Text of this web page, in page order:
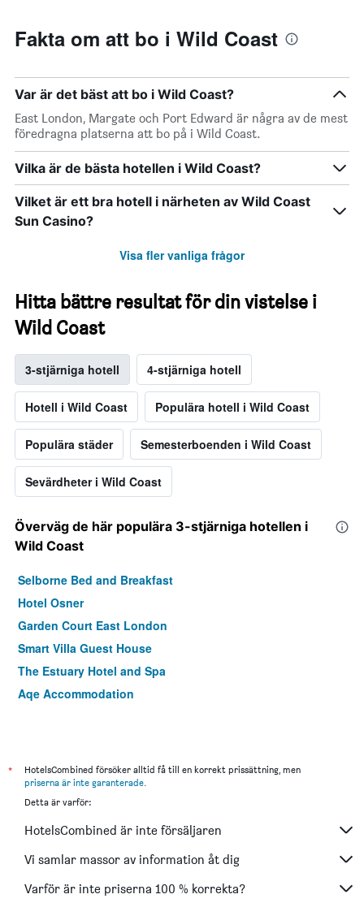
Fakta om att bo i Wild Coast
Var är det bäst att bo i Wild Coast?
East London, Margate och Port Edward är några av de mest
föredragna platserna att bo på i Wild Coast.
Vilka är de bästa hotellen i Wild Coast?
Vilket är ett bra hotell i närheten av Wild Coast
Sun Casino?
Visa fler vanliga frågor
Hitta bättre resultat för din vistelse i
Wild Coast
3-stjärniga hotell 4-stjärniga hotell
Hotell i Wild Coast Populära hotell i Wild Coast
Populära städer Semesterboenden i Wild Coast
Sevärdheter i Wild Coast
Överväg de här populära 3-stjärniga hotellen i
Wild Coast
Selborne Bed and Breakfast
Hotel Osner
Garden Court East London
Smart Villa Guest House
The Estuary Hotel and Spa
Aqe Accommodation
*
HotelsCombined försöker alltid få till en korrekt prissättning, men
priserna är inte garanterade.
Detta är varför:
HotelsCombined är inte försäljaren
Vi samlar massor av information åt dig
Varför är inte priserna 100 % korrekta?